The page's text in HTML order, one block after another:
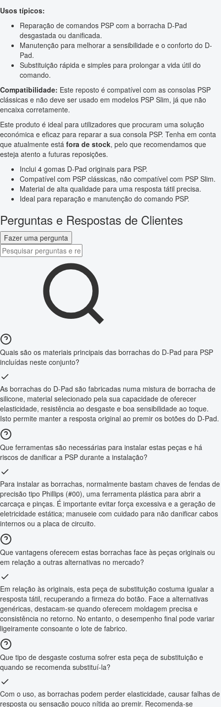
Usos típicos:
Reparação de comandos PSP com a borracha D-Pad
desgastada ou danificada.
Manutenção para melhorar a sensibilidade e o conforto do D-
Pad.
Substituição rápida e simples para prolongar a vida útil do
comando.
Compatibilidade: Este reposto é compatível com as consolas PSP
clássicas e não deve ser usado em modelos PSP Slim, já que não
encaixa corretamente.
Este produto é ideal para utilizadores que procuram uma solução
económica e eficaz para reparar a sua consola PSP. Tenha em conta
que atualmente está fora de stock, pelo que recomendamos que
esteja atento a futuras reposições.
Inclui 4 gomas D-Pad originais para PSP.
Compatível com PSP clássicas, não compatível com PSP Slim.
Material de alta qualidade para uma resposta tátil precisa.
Ideal para reparação e manutenção do comando PSP.
Perguntas e Respostas de Clientes
Fazer uma pergunta
Quais são os materiais principais das borrachas do D-Pad para PSP
incluídas neste conjunto?
As borrachas do D-Pad são fabricadas numa mistura de borracha de
silicone, material selecionado pela sua capacidade de oferecer
elasticidade, resistência ao desgaste e boa sensibilidade ao toque.
Isto permite manter a resposta original ao premir os botões do D-Pad.
Que ferramentas são necessárias para instalar estas peças e há
riscos de danificar a PSP durante a instalação?
Para instalar as borrachas, normalmente bastam chaves de fendas de
precisão tipo Phillips (#00), uma ferramenta plástica para abrir a
carcaça e pinças. É importante evitar força excessiva e a geração de
eletricidade estática; manuseie com cuidado para não danificar cabos
internos ou a placa de circuito.
Que vantagens oferecem estas borrachas face às peças originais ou
em relação a outras alternativas no mercado?
Em relação às originais, esta peça de substituição costuma igualar a
resposta tátil, recuperando a firmeza do botão. Face a alternativas
genéricas, destacam-se quando oferecem moldagem precisa e
consistência no retorno. No entanto, o desempenho final pode variar
ligeiramente consoante o lote de fabrico.
Que tipo de desgaste costuma sofrer esta peça de substituição e
quando se recomenda substituí-la?
Com o uso, as borrachas podem perder elasticidade, causar falhas de
resposta ou sensação pouco nítida ao premir. Recomenda-se